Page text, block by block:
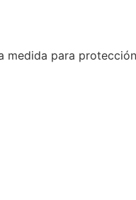
medida para